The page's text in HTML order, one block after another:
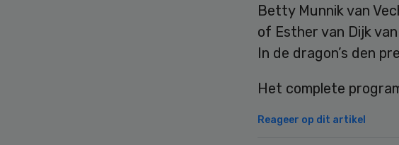
Betty Munnik van
of Esther van Dijk
In de dragon’s den
Het complete
Reageer op dit artikel